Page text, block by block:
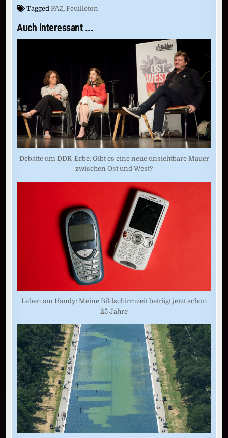
TaggedFAZ,Feuilleton
Auch interessant ...
Debatte um DDR-Erbe: Gibt es eine neue unsichtbare Mauer
zwischen Ost und West?
Leben am Handy: Meine Bildschirmzeit beträgt jetzt schon
25 Jahre